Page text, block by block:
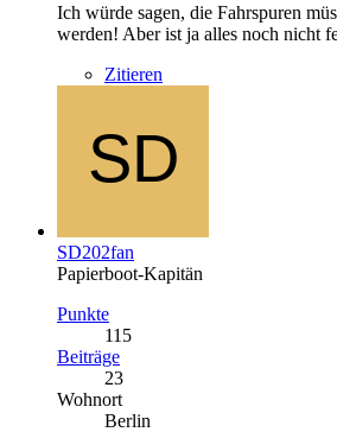
Ich würde sagen, die Fahrspuren
werden! Aber ist ja alles noch nicht
Zitieren
SD202fan
Papierboot-Kapitän
Punkte
115
Beiträge
23
Wohnort
Berlin